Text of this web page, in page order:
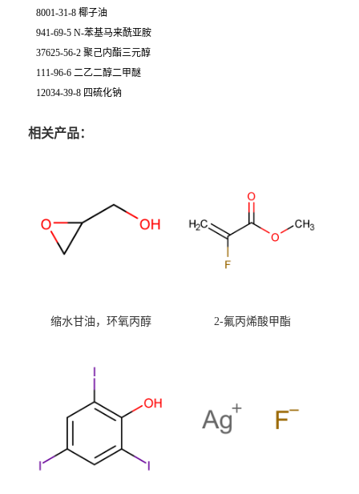
8001-31-8 椰子油
941-69-5 N-苯基马来酰亚胺
37625-56-2 聚己内酯三元醇
111-96-6 二乙二醇二甲醚
12034-39-8 四硫化钠
相关产品：
缩水甘油，环氧丙醇 2-氟丙烯酸甲酯